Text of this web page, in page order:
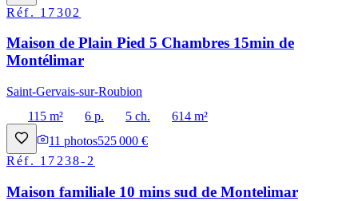
Réf. 17302
Maison de Plain Pied 5 Chambres 15min de
Montélimar
Saint-Gervais-sur-Roubion
115 m²
6 p. 5 ch.
614 m²
11 photos525 000 €
Réf. 17238-2
Maison familiale 10 mins sud de Montelimar